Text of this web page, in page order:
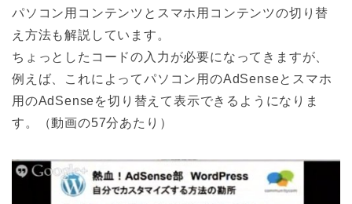
パソコン用コンテンツとスマホ用コンテンツの切り替
え方法も解説しています。
ちょっとしたコードの入力が必要になってきますが、
例えば、これによってパソコン用のAdSenseとスマホ
用のAdSenseを切り替えて表示できるようになりま
す。（動画の57分あたり）